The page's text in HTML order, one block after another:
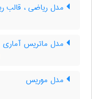
مدل ریاضی ، قالب
مدل ماتریس آماری
مدل موریس